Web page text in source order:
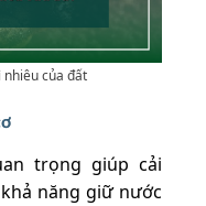
nhiêu của đất
trọng giúp cải
năng giữ nước